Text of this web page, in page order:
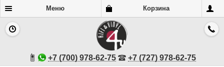
Меню Корзина
+7 (700) 978-62-75 +7 (727) 978-62-75